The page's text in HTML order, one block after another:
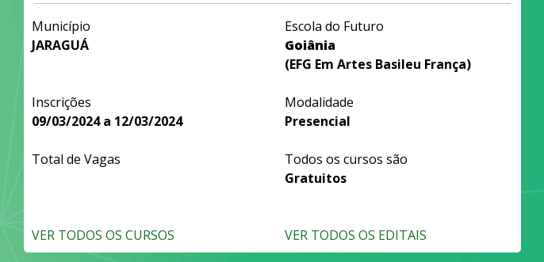
Município
JARAGUÁ
Escola do Futuro
Goiânia
(EFG Em Artes Basileu França)
Inscrições
09/03/2024 a 12/03/2024
Modalidade
Presencial
Total de Vagas
Todos os cursos são
Gratuitos
VER TODOS OS CURSOS VER TODOS OS EDITAIS